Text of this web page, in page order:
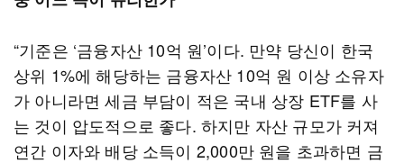
“기준은 ‘금융자산 10억 원’이다. 만약 당신이 한국
상위 1%에 해당하는 금융자산 10억 원 이상 소유자
가 아니라면 세금 부담이 적은 국내 상장 ETF를 사
는 것이 압도적으로 좋다. 하지만 자산 규모가 커져
연간 이자와 배당 소득이 2,000만 원을 초과하면 금